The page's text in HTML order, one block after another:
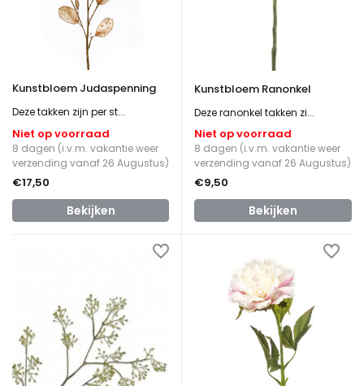
Kunstbloem Judaspenning
Deze takken zijn per st...
Niet op voorraad
8 dagen (i.v.m. vakantie weer
verzending vanaf 26 Augustus)
€17,50
Bekijken
Kunstbloem Ranonkel
Deze ranonkel takken zi...
Niet op voorraad
8 dagen (i.v.m. vakantie weer
verzending vanaf 26 Augustus)
€9,50
Bekijken